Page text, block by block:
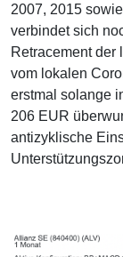
2007, 2015
verbindet sich
Retracement der
vom lokalen
erstmal solange
206 EUR
antizyklische